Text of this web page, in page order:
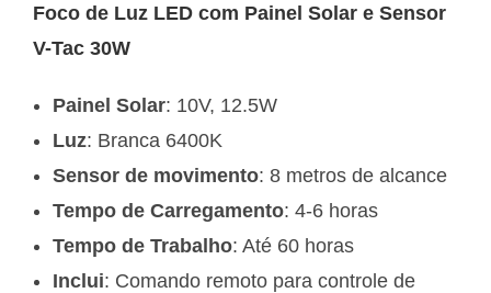
Foco de Luz LED com Painel Solar e Sensor
V-Tac 30W
Painel Solar: 10V, 12.5W
Luz: Branca 6400K
Sensor de movimento: 8 metros de alcance
Tempo de Carregamento: 4-6 horas
Tempo de Trabalho: Até 60 horas
Inclui: Comando remoto para controle de